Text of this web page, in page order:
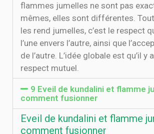
flammes jumelles ne sont pas
mêmes, elles sont différentes.
les rend jumelles, c’est le respect
l’une envers l’autre, ainsi que
de l’autre. L’idée globale est qu’il y
respect mutuel.
9 Eveil de kundalini et flamme
comment fusionner
Eveil de kundalini et flamme
comment fusionner